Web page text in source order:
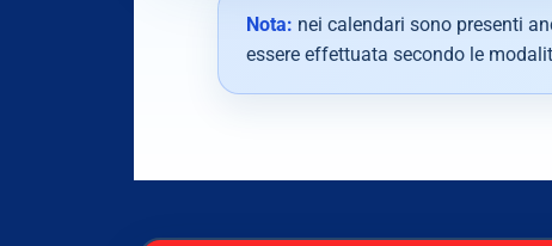
Nota: nei calendari sono presenti
essere effettuata secondo le